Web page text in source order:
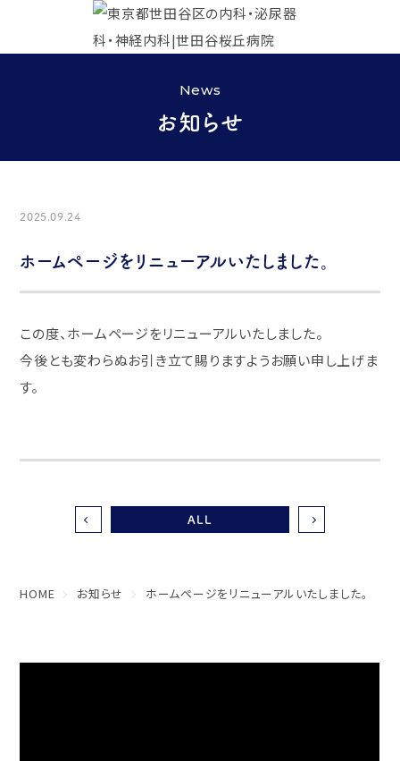
News
お知らせ
2025.09.24
ホームページをリニューアルいたしました。
この度、ホームページをリニューアルいたしました。
今後とも変わらぬお引き立て賜りますようお願い申し上げま
す。
ALL
HOME お知らせ ホームページをリニューアルいたしました。